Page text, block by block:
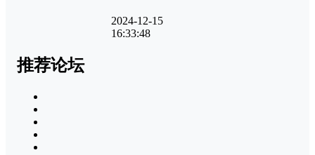
2024-12-15
16:33:48
推荐论坛